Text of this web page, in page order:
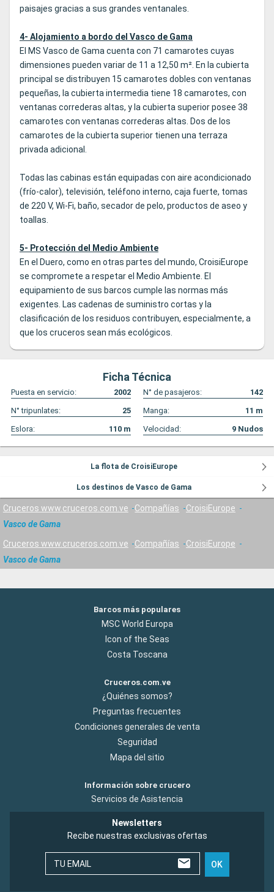
paisajes gracias a sus grandes ventanales.
4- Alojamiento a bordo del Vasco de Gama
El MS Vasco de Gama cuenta con 71 camarotes cuyas
dimensiones pueden variar de 11 a 12,50 m². En la cubierta
principal se distribuyen 15 camarotes dobles con ventanas
pequeñas, la cubierta intermedia tiene 18 camarotes, con
ventanas correderas altas, y la cubierta superior posee 38
camarotes con ventanas correderas altas. Dos de los
camarotes de la cubierta superior tienen una terraza
privada adicional.
Todas las cabinas están equipadas con aire acondicionado
(frío-calor), televisión, teléfono interno, caja fuerte, tomas
de 220 V, Wi-Fi, baño, secador de pelo, productos de aseo y
toallas.
5- Protección del Medio Ambiente
En el Duero, como en otras partes del mundo, CroisiEurope
se compromete a respetar el Medio Ambiente. El
equipamiento de sus barcos cumple las normas más
exigentes. Las cadenas de suministro cortas y la
clasificación de los residuos contribuyen, especialmente, a
que los cruceros sean más ecológicos.
Ficha Técnica
Puesta en servicio: 2002 N° de pasajeros:
142
N° tripunlates:
25 Manga: 11 m
Eslora:
110 m Velocidad: 9 Nudos
La flota de CroisiEurope
Los destinos de Vasco de Gama
Cruceros www.cruceros.com.ve Compañías
CroisiEurope
Vasco de Gama
Cruceros www.cruceros.com.ve Compañías
CroisiEurope
Vasco de Gama
Barcos más populares
MSC World Europa
Icon of the Seas
Costa Toscana
Cruceros.com.ve
¿Quiénes somos?
Preguntas frecuentes
Condiciones generales de venta
Seguridad
Mapa del sitio
Información sobre crucero
Servicios de Asistencia
Newsletters
Recibe nuestras exclusivas ofertas
TU EMAIL OK